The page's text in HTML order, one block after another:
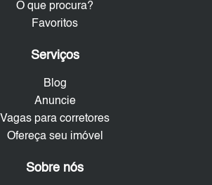
O que procura?
Favoritos
Serviços
Blog
Anuncie
Vagas para corretores
Ofereça seu imóvel
Sobre nós